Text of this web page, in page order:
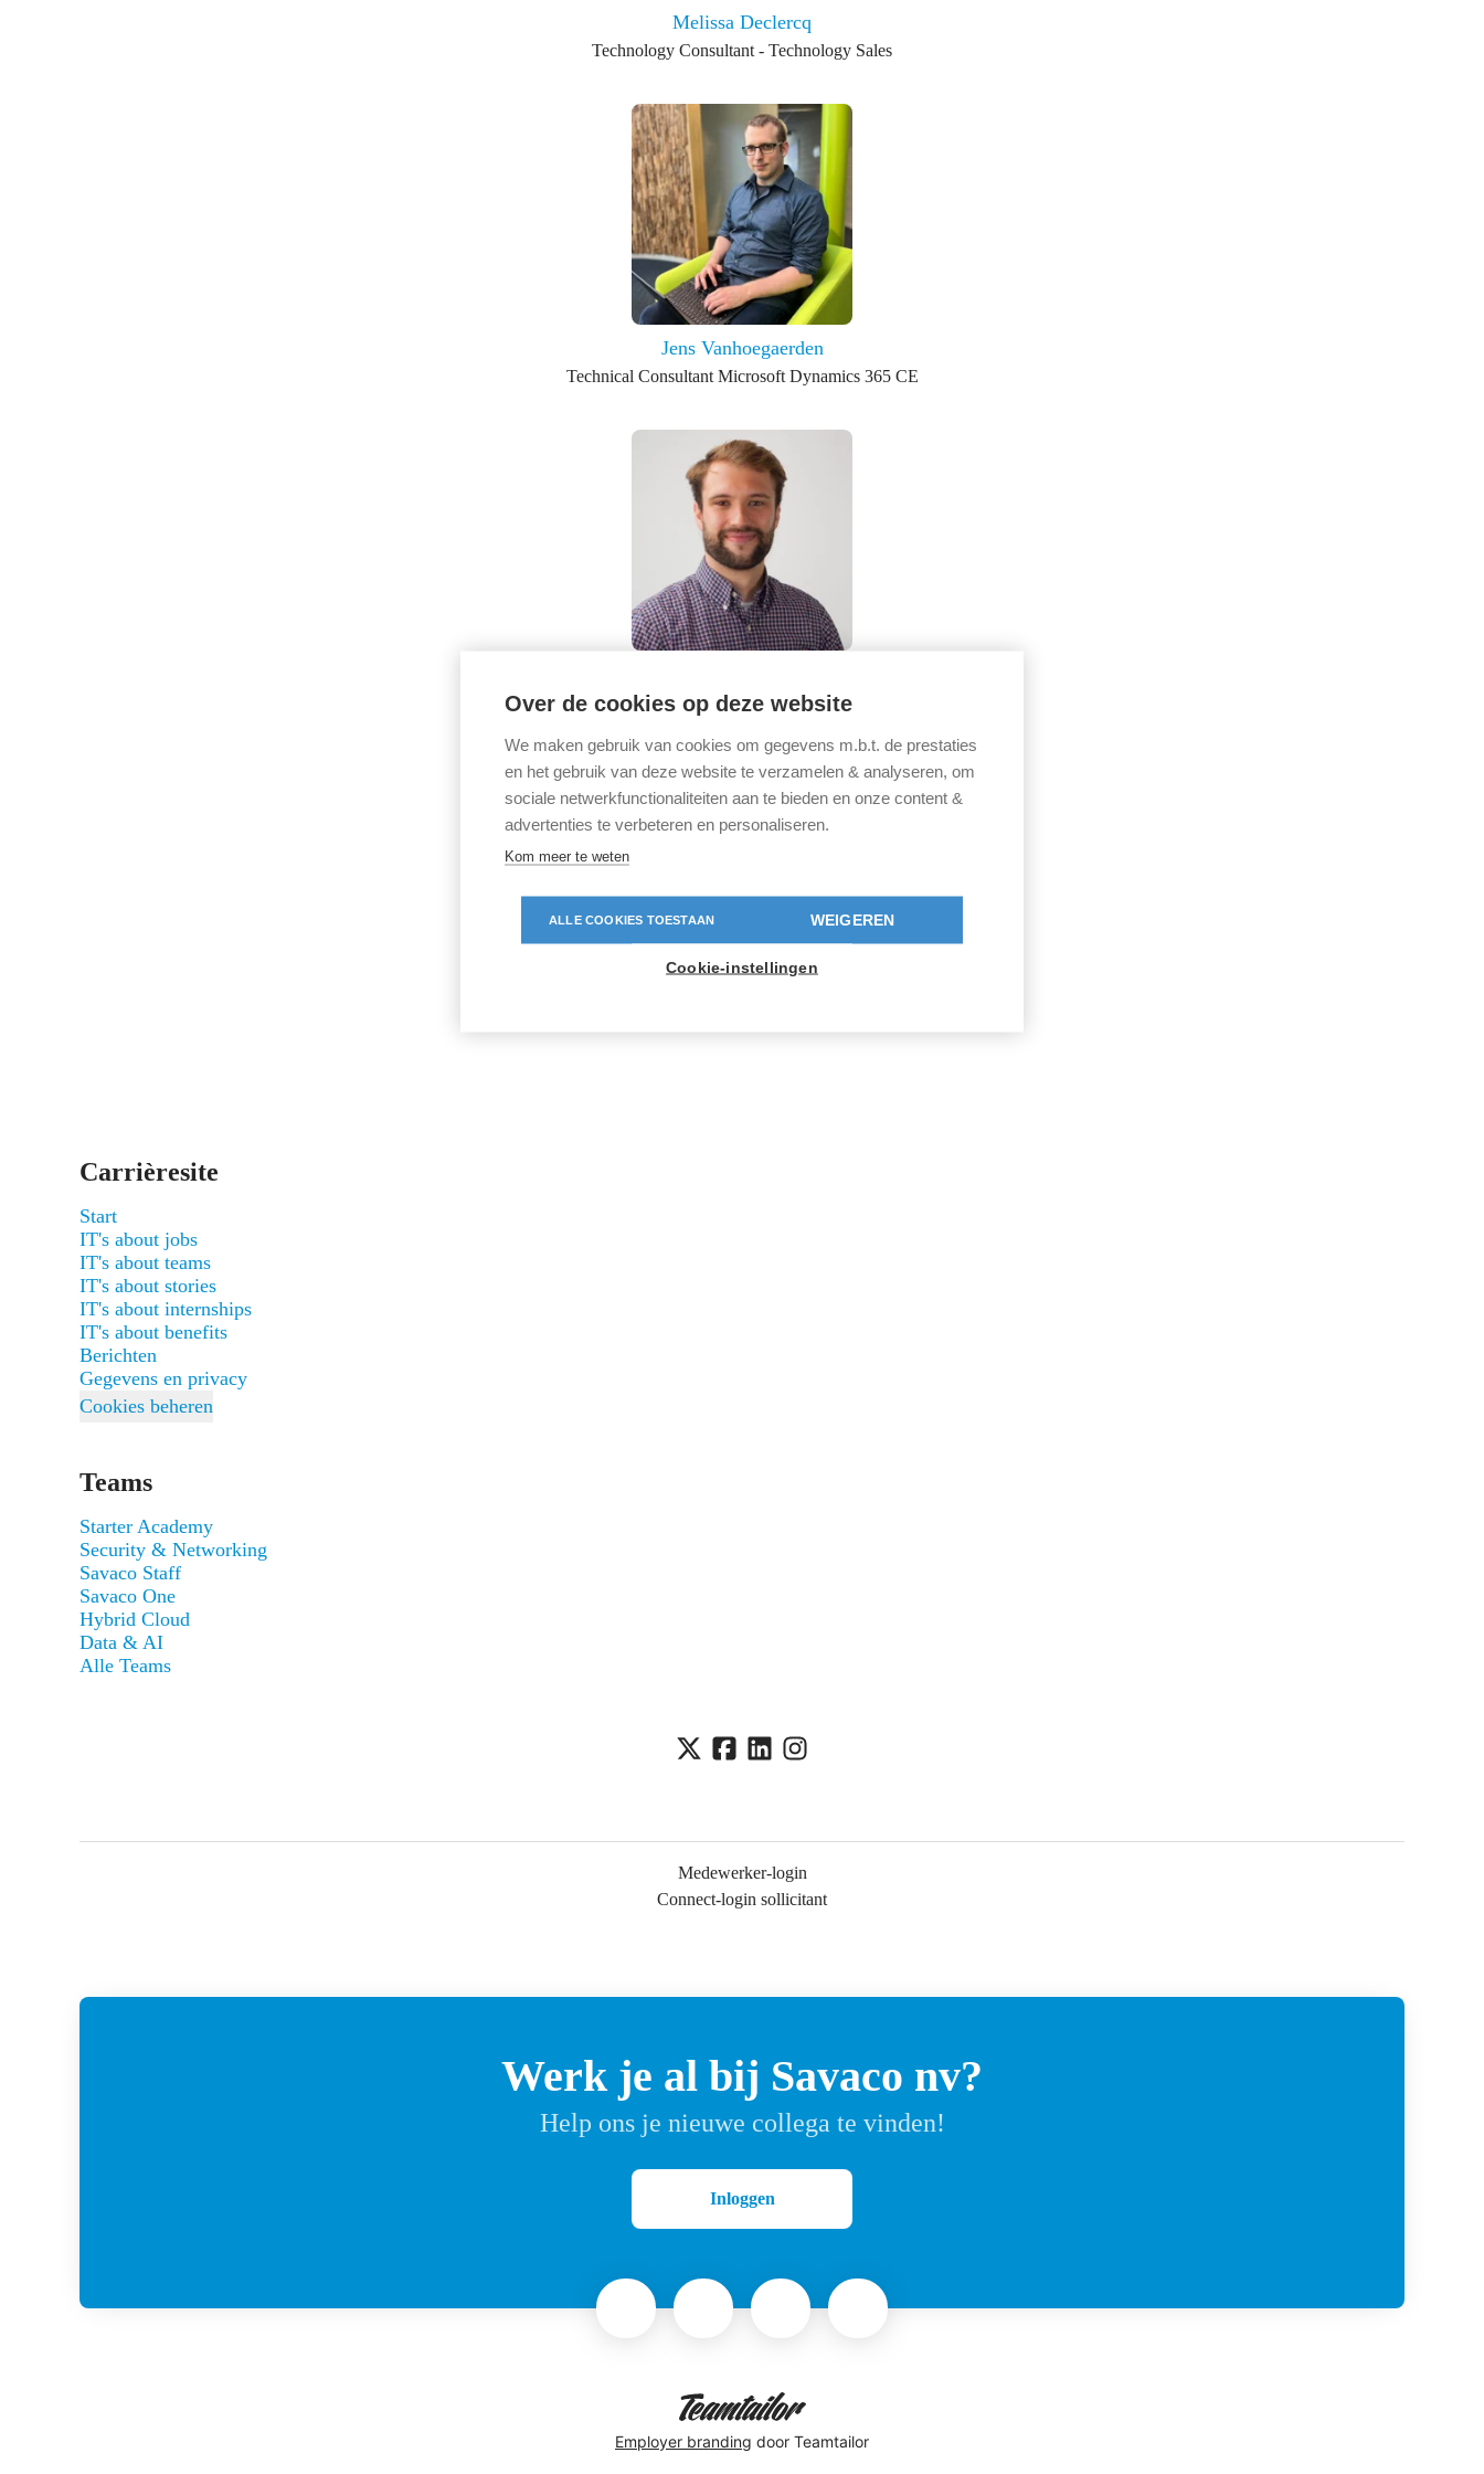
Over de cookies op deze website
We maken gebruik van cookies om gegevens m.b.t. de prestaties
en het gebruik van deze website te verzamelen & analyseren, om
sociale netwerkfunctionaliteiten aan te bieden en onze content &
advertenties te verbeteren en personaliseren.
Kom meer te weten
ALLE COOKIES TOESTAAN WEIGEREN
Cookie-instellingen
Melissa Declercq
Technology Consultant - Technology Sales
Jens Vanhoegaerden
Technical Consultant Microsoft Dynamics 365 CE
Power Platform Functional Consultant
Carrièresite
Start
IT's about jobs
IT's about teams
IT's about stories
IT's about internships
IT's about benefits
Berichten
Gegevens en privacy
Cookies beheren
Teams
Starter Academy
Security & Networking
Savaco Staff
Savaco One
Hybrid Cloud
Data & AI
Alle Teams
Medewerker-login
Connect-login sollicitant
Werk je al bij Savaco nv?
Help ons je nieuwe collega te vinden!
Inloggen
Employer branding door Teamtailor